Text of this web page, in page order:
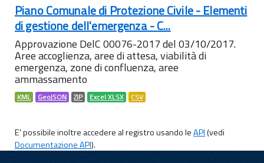
Piano Comunale di Protezione Civile - Elementi
di gestione dell'emergenza - C...
Approvazione DelC 00076-2017 del 03/10/2017.
Aree accoglienza, aree di attesa, viabilità di
emergenza, zone di confluenza, aree
ammassamento
KML GeoJSON ZIP Excel XLSX CSV
E' possibile inoltre accedere al registro usando leAPI(vedi
Documentazione API).